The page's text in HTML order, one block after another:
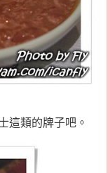
這類的牌子吧。